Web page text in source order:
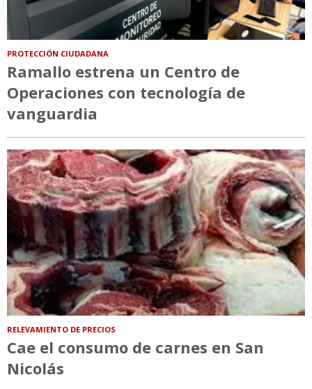
PROTECCIÓN CIUDADANA
Ramallo estrena un Centro de
Operaciones con tecnología de
vanguardia
RELEVAMIENTO DE PRECIOS
Cae el consumo de carnes en San
Nicolás